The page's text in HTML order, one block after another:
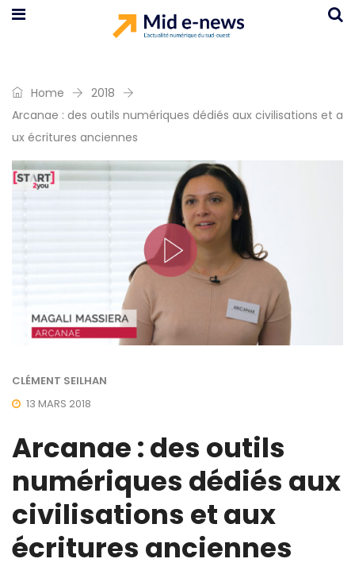
Home
2018
Arcanae : des outils numériques dédiés aux civilisations et a
ux écritures anciennes
CLÉMENT SEILHAN
13 MARS 2018
Arcanae : des outils
numériques dédiés aux
civilisations et aux
écritures anciennes